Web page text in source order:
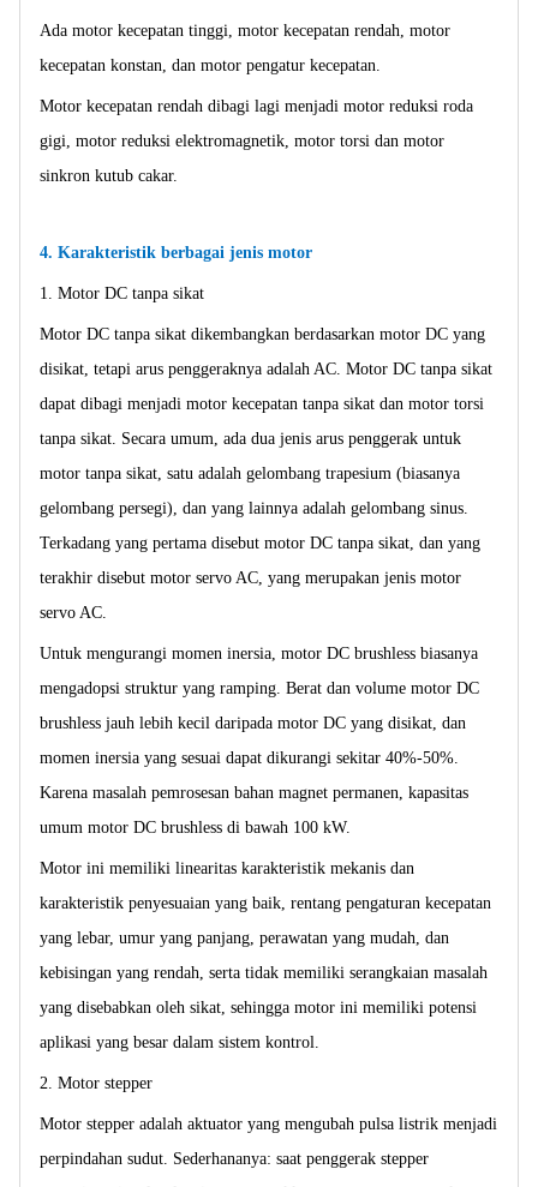
Ada motor kecepatan tinggi, motor kecepatan rendah, motor
kecepatan konstan, dan motor pengatur kecepatan.
Motor kecepatan rendah dibagi lagi menjadi motor reduksi roda
gigi, motor reduksi elektromagnetik, motor torsi dan motor
sinkron kutub cakar.
4. Karakteristik berbagai jenis motor
1. Motor DC tanpa sikat
Motor DC tanpa sikat dikembangkan berdasarkan motor DC yang
disikat, tetapi arus penggeraknya adalah AC. Motor DC tanpa sikat
dapat dibagi menjadi motor kecepatan tanpa sikat dan motor torsi
tanpa sikat. Secara umum, ada dua jenis arus penggerak untuk
motor tanpa sikat, satu adalah gelombang trapesium (biasanya
gelombang persegi), dan yang lainnya adalah gelombang sinus.
Terkadang yang pertama disebut motor DC tanpa sikat, dan yang
terakhir disebut motor servo AC, yang merupakan jenis motor
servo AC.
Untuk mengurangi momen inersia, motor DC brushless biasanya
mengadopsi struktur yang ramping. Berat dan volume motor DC
brushless jauh lebih kecil daripada motor DC yang disikat, dan
momen inersia yang sesuai dapat dikurangi sekitar 40%-50%.
Karena masalah pemrosesan bahan magnet permanen, kapasitas
umum motor DC brushless di bawah 100 kW.
Motor ini memiliki linearitas karakteristik mekanis dan
karakteristik penyesuaian yang baik, rentang pengaturan kecepatan
yang lebar, umur yang panjang, perawatan yang mudah, dan
kebisingan yang rendah, serta tidak memiliki serangkaian masalah
yang disebabkan oleh sikat, sehingga motor ini memiliki potensi
aplikasi yang besar dalam sistem kontrol.
2. Motor stepper
Motor stepper adalah aktuator yang mengubah pulsa listrik menjadi
perpindahan sudut. Sederhananya: saat penggerak stepper